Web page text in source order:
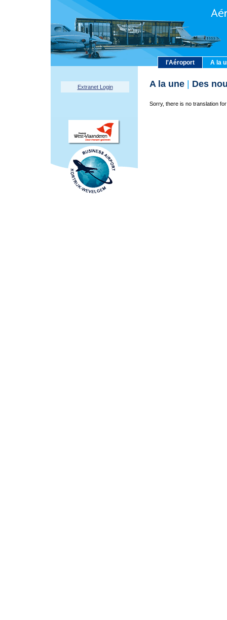
l'Aéroport A la
Extranet Login A la une Des
Sorry, there is no translation